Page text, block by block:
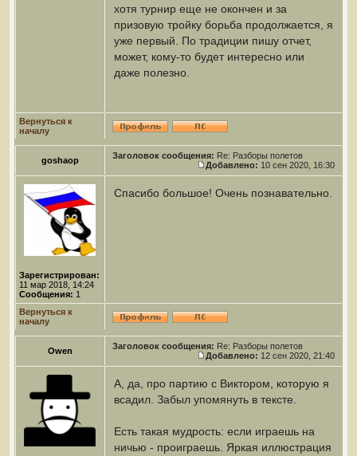
хотя турнир еще не окончен и за
призовую тройку борьба продолжается, я
уже первый. По традиции пишу отчет,
может, кому-то будет интересно или
даже полезно.
Вернуться к
началу
goshaop Заголовок сообщения: Re: Разборы полетов
Добавлено: 10 сен 2020, 16:30
Зарегистрирован:
11 мар 2018, 14:24
Сообщения: 1
Спасибо большое! Очень познавательно.
Вернуться к
началу
Owen Заголовок сообщения: Re: Разборы полетов
Добавлено: 12 сен 2020, 21:40
А, да, про партию с Виктором, которую я
всадил. Забыл упомянуть в тексте.
Есть такая мудрость: если играешь на
ничью - проиграешь. Яркая иллюстрация